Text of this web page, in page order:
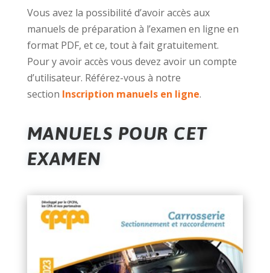
Vous avez la possibilité d’avoir accès aux
manuels de préparation à l’examen en ligne en
format PDF, et ce, tout à fait gratuitement.
Pour y avoir accès vous devez avoir un compte
d’utilisateur. Référez-vous à notre
section Inscription manuels en ligne.
MANUELS POUR CET
EXAMEN